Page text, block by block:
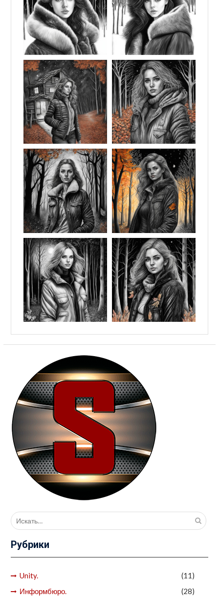
Поиск
для:
Рубрики
Unity.
(11)
Информбюро.
(28)